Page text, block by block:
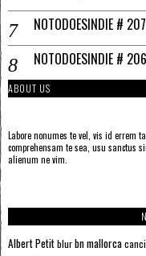
NOTODOESINDIE #
NOTODOESINDIE #
ABOUT US
Labore nonumes te vel, vis id errem
comprehensam te sea, usu sanctus
alienum ne vim.
Albert Petitblurbn mallorca